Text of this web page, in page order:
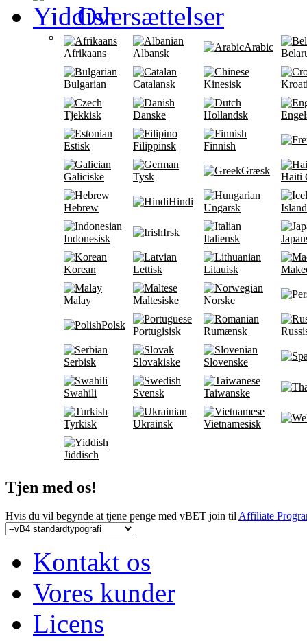
Oversættelser
Afrikaans Albansk
Arabic
Bulgarian Catalansk Kinesisk
Tjekkisk Danske Hollandsk
Estisk Filippinsk Finnish
Galiciske Tysk
Græsk
Haiti
Hebrew
Hindi
Ungarsk
Indonesisk
Irsk
Italiensk
Korean Lettisk Litauisk
Malay Maltesiske Norske
Polsk
Portugisisk Rumænsk
Serbisk Slovakiske Slovenske
Swahili Svensk Taiwanske
Tyrkisk Ukrainsk Vietnamesisk
Jiddisch
Tjen med os!
Hvis du vil begynde at tjene penge med vBET join tilAffiliate
Kontakt os
Vores kunder
Licens